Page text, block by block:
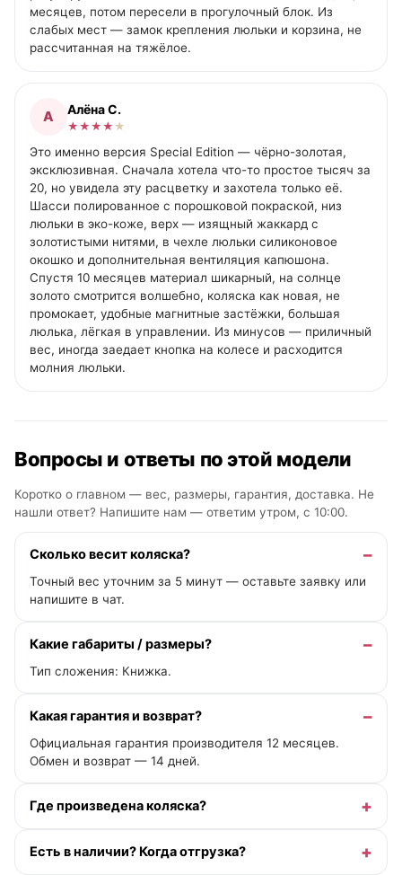
месяцев, потом пересели в прогулочный блок. Из
слабых мест — замок крепления люльки и корзина, не
рассчитанная на тяжёлое.
А Алёна С.
★ ★ ★ ★ ★
Это именно версия Special Edition — чёрно-золотая,
эксклюзивная. Сначала хотела что-то простое тысяч за
20, но увидела эту расцветку и захотела только её.
Шасси полированное с порошковой покраской, низ
люльки в эко-коже, верх — изящный жаккард с
золотистыми нитями, в чехле люльки силиконовое
окошко и дополнительная вентиляция капюшона.
Спустя 10 месяцев материал шикарный, на солнце
золото смотрится волшебно, коляска как новая, не
промокает, удобные магнитные застёжки, большая
люлька, лёгкая в управлении. Из минусов — приличный
вес, иногда заедает кнопка на колесе и расходится
молния люльки.
Вопросы и ответы по этой модели
Коротко о главном — вес, размеры, гарантия, доставка. Не
нашли ответ? Напишите нам — ответим утром, с 10:00.
Сколько весит коляска?
Точный вес уточним за 5 минут — оставьте заявку или
напишите в чат.
Какие габариты / размеры?
Тип сложения: Книжка.
Какая гарантия и возврат?
Официальная гарантия производителя 12 месяцев.
Обмен и возврат — 14 дней.
Где произведена коляска?
Есть в наличии? Когда отгрузка?